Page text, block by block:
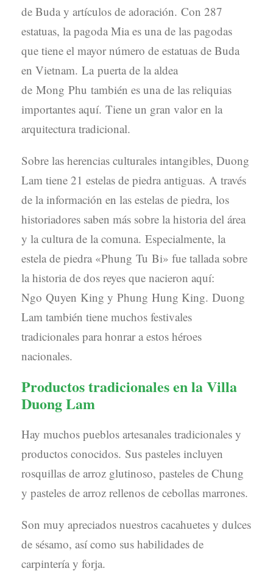
de Buda y artículos de adoración. Con 287
estatuas, la pagoda Mia es una de las pagodas
que tiene el mayor número de estatuas de Buda
en Vietnam. La puerta de la aldea
de Mong Phu también es una de las reliquias
importantes aquí. Tiene un gran valor en la
arquitectura tradicional.
Sobre las herencias culturales intangibles, Duong
Lam tiene 21 estelas de piedra antiguas. A través
de la información en las estelas de piedra, los
historiadores saben más sobre la historia del área
y la cultura de la comuna. Especialmente, la
estela de piedra «Phung Tu Bi» fue tallada sobre
la historia de dos reyes que nacieron aquí:
Ngo Quyen King y Phung Hung King. Duong
Lam también tiene muchos festivales
tradicionales para honrar a estos héroes
nacionales.
Productos tradicionales en la Villa
Duong Lam
Hay muchos pueblos artesanales tradicionales y
productos conocidos. Sus pasteles incluyen
rosquillas de arroz glutinoso, pasteles de Chung
y pasteles de arroz rellenos de cebollas marrones.
Son muy apreciados nuestros cacahuetes y dulces
de sésamo, así como sus habilidades de
carpintería y forja.